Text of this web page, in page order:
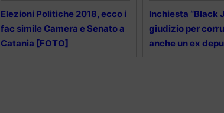
Elezioni Politiche 2018, ecco i
fac simile Camera e Senato a
Catania [FOTO]
Inchiesta “Black
giudizio per
anche un ex